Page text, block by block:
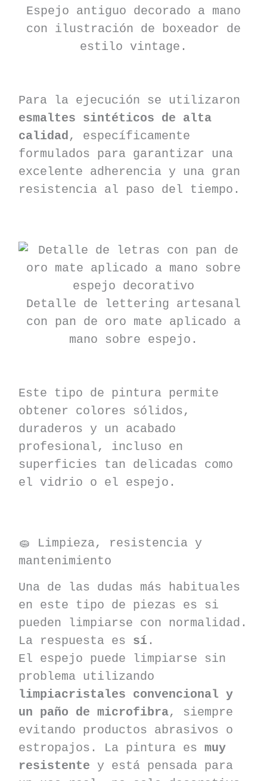
Espejo antiguo decorado a mano
con ilustración de boxeador de
estilo vintage.
Para la ejecución se utilizaron
esmaltes sintéticos de alta
calidad, específicamente
formulados para garantizar una
excelente adherencia y una gran
resistencia al paso del tiempo.
Detalle de lettering artesanal
con pan de oro mate aplicado a
mano sobre espejo.
Este tipo de pintura permite
obtener colores sólidos,
duraderos y un acabado
profesional, incluso en
superficies tan delicadas como
el vidrio o el espejo.
🧽 Limpieza, resistencia y
mantenimiento
Una de las dudas más habituales
en este tipo de piezas es si
pueden limpiarse con normalidad.
La respuesta es sí.
El espejo puede limpiarse sin
problema utilizando
limpiacristales convencional y
un paño de microfibra, siempre
evitando productos abrasivos o
estropajos. La pintura es muy
resistente y está pensada para